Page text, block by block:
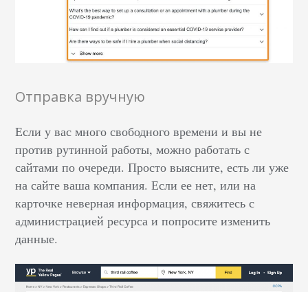
Отправка вручную
Если у вас много свободного времени и вы не
против рутинной работы, можно работать с
сайтами по очереди. Просто выясните, есть ли уже
на сайте ваша компания. Если ее нет, или на
карточке неверная информация, свяжитесь с
администрацией ресурса и попросите изменить
данные.